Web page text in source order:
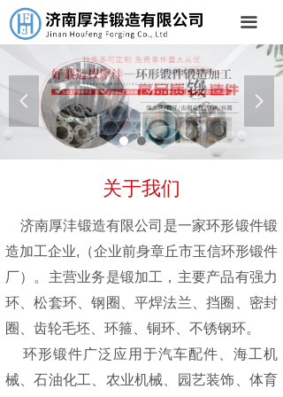
넳 넲
끀
首页
关于我们
产品中心
公司场地
联系我们
关于我们
济南厚沣锻造有限公司是一家环形锻件锻
造加工企业,（企业前身章丘市玉信环形锻件
厂）。主营业务是锻加工，主要产品有强力
环、松套环、钢圈、平焊法兰、挡圈、密封
圈、齿轮毛坯、环箍、铜环、不锈钢环。
环形锻件广泛应用于汽车配件、海工机
械、石油化工、农业机械、园艺装饰、体育